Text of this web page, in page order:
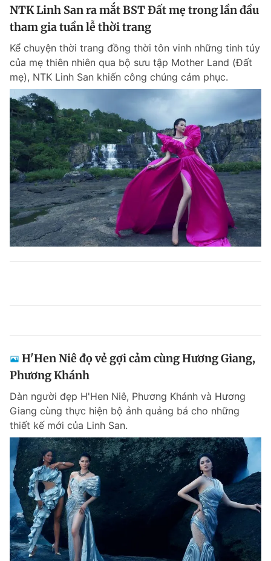
NTK Linh San ra mắt BST Đất mẹ trong lần đầu
tham gia tuần lễ thời trang
Kể chuyện thời trang đồng thời tôn vinh những tinh túy
của mẹ thiên nhiên qua bộ sưu tập Mother Land (Đất
mẹ), NTK Linh San khiến công chúng cảm phục.
H'Hen Niê đọ vẻ gợi cảm cùng Hương Giang,
Phương Khánh
Dàn người đẹp H'Hen Niê, Phương Khánh và Hương
Giang cùng thực hiện bộ ảnh quảng bá cho những
thiết kế mới của Linh San.